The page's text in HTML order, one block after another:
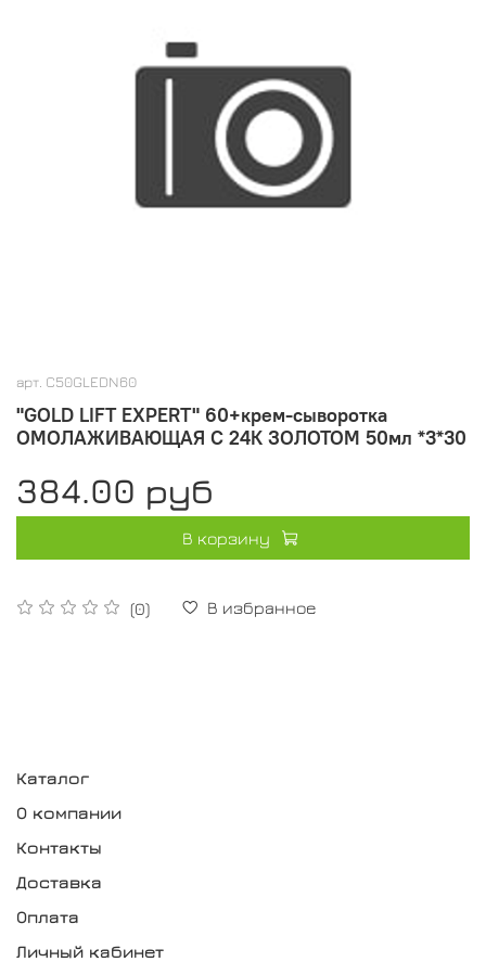
арт. C50GLEDN60
"GOLD LIFT EXPERT" 60+крем-сыворотка
ОМОЛАЖИВАЮЩАЯ С 24К ЗОЛОТОМ 50мл *3*30
(0) В избранное
384.00 руб
В корзину
Каталог
О компании
Контакты
Доставка
Оплата
Личный кабинет